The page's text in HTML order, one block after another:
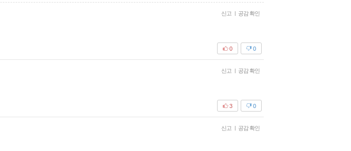
신고 | 공감 확인
0
0
신고 | 공감 확인
0
3
신고 | 공감 확인